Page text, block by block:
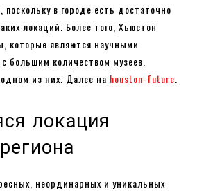
поскольку в городе есть достаточно
локаций. Более того, Хьюстон
которые являются научными
большим количеством музеев.
из них. Далее на houston-future
локация
неординарных и уникальных